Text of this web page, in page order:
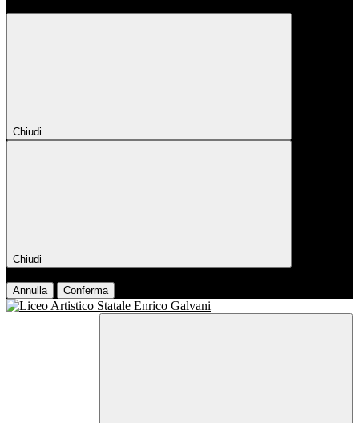
Chiudi
Chiudi
Annulla Conferma